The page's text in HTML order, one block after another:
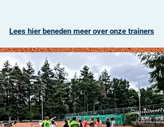
Lees hier beneden meer over onze trainers